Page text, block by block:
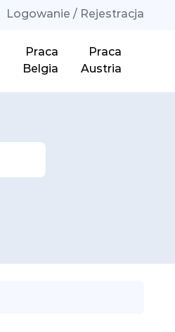
Logowanie / Rejestracja
Praca
Belgia
Praca
Austria